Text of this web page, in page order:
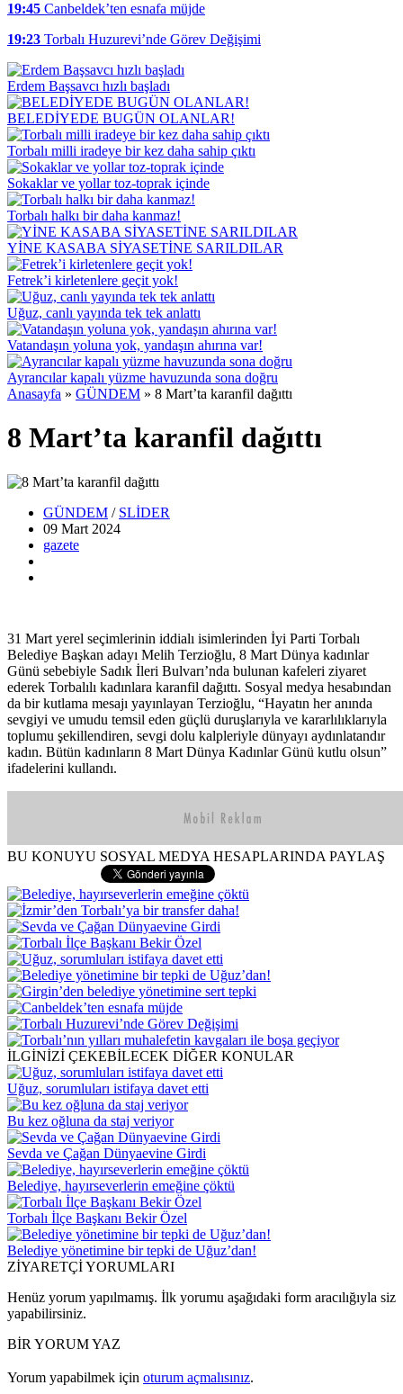
19:45 Canbeldek’ten esnafa müjde
19:23 Torbalı Huzurevi’nde Görev Değişimi
Erdem Başsavcı hızlı başladı
BELEDİYEDE BUGÜN OLANLAR!
Torbalı milli iradeye bir kez daha sahip çıktı
Sokaklar ve yollar toz-toprak içinde
Torbalı halkı bir daha kanmaz!
YİNE KASABA SİYASETİNE SARILDILAR
Fetrek’i kirletenlere geçit yok!
Uğuz, canlı yayında tek tek anlattı
Vatandaşın yoluna yok, yandaşın ahırına var!
Ayrancılar kapalı yüzme havuzunda sona doğru
Anasayfa » GÜNDEM » 8 Mart’ta karanfil dağıttı
8 Mart’ta karanfil dağıttı
GÜNDEM / SLİDER
09 Mart 2024
gazete
31 Mart yerel seçimlerinin iddialı isimlerinden İyi Parti Torbalı
Belediye Başkan adayı Melih Terzioğlu, 8 Mart Dünya kadınlar
Günü sebebiyle Sadık İleri Bulvarı’nda bulunan kafeleri ziyaret
ederek Torbalılı kadınlara karanfil dağıttı. Sosyal medya hesabından
da bir kutlama mesajı yayınlayan Terzioğlu, “Hayatın her anında
sevgiyi ve umudu temsil eden güçlü duruşlarıyla ve kararlılıklarıyla
toplumu şekillendiren, sevgi dolu kalpleriyle dünyayı aydınlatandır
kadın. Bütün kadınların 8 Mart Dünya Kadınlar Günü kutlu olsun”
ifadelerini kullandı.
BU KONUYU SOSYAL MEDYA HESAPLARINDA PAYLAŞ
İLGİNİZİ ÇEKEBİLECEK DİĞER KONULAR
Uğuz, sorumluları istifaya davet etti
Bu kez oğluna da staj veriyor
Sevda ve Çağan Dünyaevine Girdi
Belediye, hayırseverlerin emeğine çöktü
Torbalı İlçe Başkanı Bekir Özel
Belediye yönetimine bir tepki de Uğuz’dan!
ZİYARETÇİ YORUMLARI
Henüz yorum yapılmamış. İlk yorumu aşağıdaki form aracılığıyla siz
yapabilirsiniz.
BİR YORUM YAZ
Yorum yapabilmek için oturum açmalısınız.